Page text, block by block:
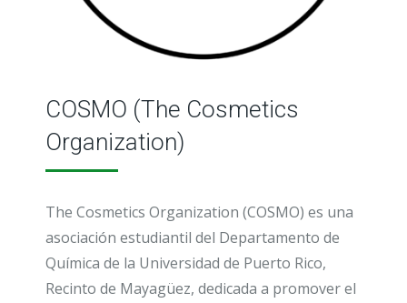
COSMO (The Cosmetics
Organization)
The Cosmetics Organization (COSMO) es una
asociación estudiantil del Departamento de
Química de la Universidad de Puerto Rico,
Recinto de Mayagüez, dedicada a promover el